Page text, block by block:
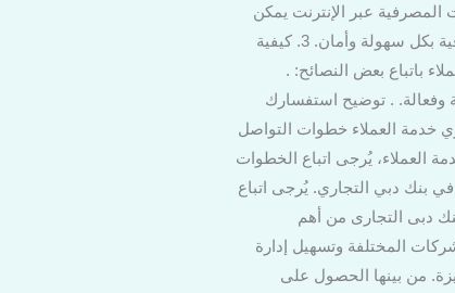
المصرفية عبر الإنترنت يمكن
للعملاء الاستفادة من خدمات البنك عبر الإنترنت لإدارة حساباتهم وتحويل الأموال والقيام بالعديد من العمليات المصرفية بكل سهولة وأمان. 3. كيفية
باتباع بعض النصائح: .
وفعالة. . توضيح استفسارك
خدمة العملاء خطوات التواصل
العملاء، يُرجى اتباع الخطوات
دبي التجاري. يُرجى اتباع
دبى التجارى من أهم
المختلفة وتسهيل إدارة
من بينها الحصول على